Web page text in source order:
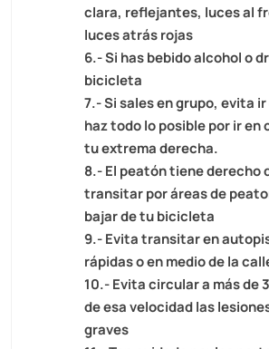
clara, reflejantes, luces al
luces atrás rojas
6.- Si has bebido alcohol o
bicicleta
7.- Si sales en grupo, evita
haz todo lo posible por ir en
tu extrema derecha.
8.- El peatón tiene derecho
transitar por áreas de
bajar de tu bicicleta
9.- Evita transitar en
rápidas o en medio de la
10.- Evita circular a más de
de esa velocidad las
graves